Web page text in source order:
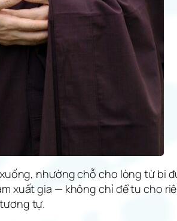
nhường chỗ cho lòng từ bi
xuất gia — không chỉ để tu cho
tự.